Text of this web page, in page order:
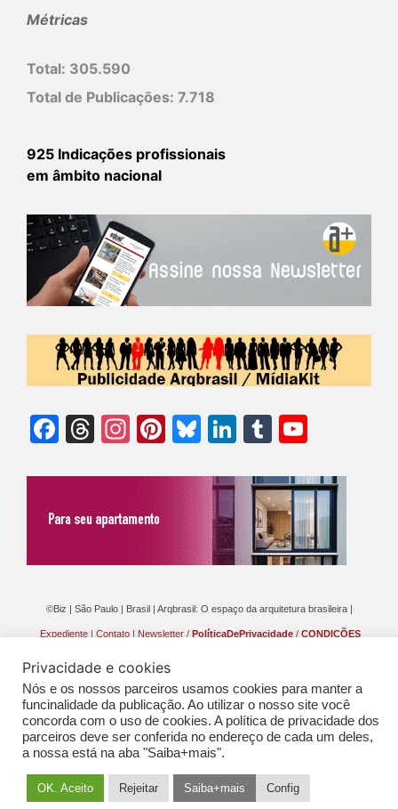
Métricas
Total: 305.590
Total de Publicações: 7.718
925 Indicações profissionais
em âmbito nacional
Facebook
Threads
Instagram
Pinterest
Bluesky
LinkedIn
Tumblr
©Biz | São Paulo | Brasil | Arqbrasil: O espaço da arquitetura brasileira |
Expediente Contato Newsletter / PolíticaDePrivacidade / CONDIÇÕES
Privacidade e cookies
Nós e os nossos parceiros usamos cookies para manter a
funcinalidade da publicação. Ao utilizar o nosso site você
concorda com o uso de cookies. A política de privacidade dos
parceiros deve ser conferida no endereço de cada um deles,
a nossa está na aba "Saiba+mais".
OK. Aceito Rejeitar Saiba+mais Config